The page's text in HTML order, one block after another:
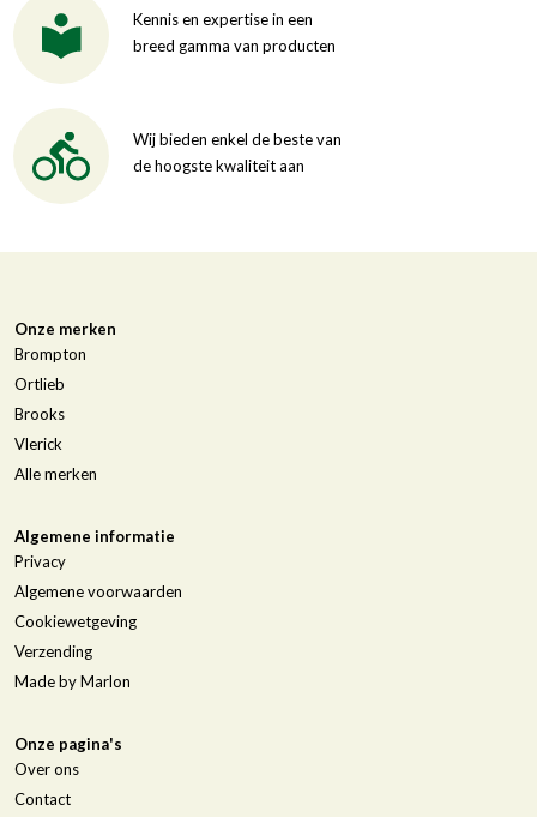
Kennis en expertise in een
breed gamma van producten
Wij bieden enkel de beste van
de hoogste kwaliteit aan
Onze merken
Brompton
Ortlieb
Brooks
Vlerick
Alle merken
Algemene informatie
Privacy
Algemene voorwaarden
Cookiewetgeving
Verzending
Made by Marlon
Onze pagina's
Over ons
Contact